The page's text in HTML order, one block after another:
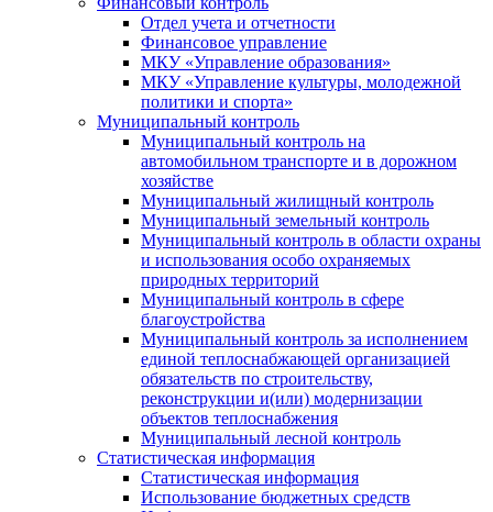
Отдел учета и отчетности
Финансовое управление
МКУ «Управление образования»
МКУ «Управление культуры, молодежной
политики и спорта»
Муниципальный контроль
Муниципальный контроль на
автомобильном транспорте и в дорожном
хозяйстве
Муниципальный жилищный контроль
Муниципальный земельный контроль
Муниципальный контроль в области охраны
и использования особо охраняемых
природных территорий
Муниципальный контроль в сфере
благоустройства
Муниципальный контроль за исполнением
единой теплоснабжающей организацией
обязательств по строительству,
реконструкции и(или) модернизации
объектов теплоснабжения
Муниципальный лесной контроль
Статистическая информация
Статистическая информация
Использование бюджетных средств